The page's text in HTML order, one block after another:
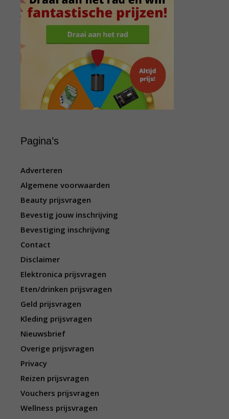
Pagina’s
Adverteren
Algemene voorwaarden
Beauty prijsvragen
Bevestig jouw inschrijving
Bevestiging inschrijving
Contact
Disclaimer
Elektronica prijsvragen
Eten/drinken prijsvragen
Geld prijsvragen
Kleding prijsvragen
Nieuwsbrief
Overige prijsvragen
Privacy
Reizen prijsvragen
Vouchers prijsvragen
Wellness prijsvragen